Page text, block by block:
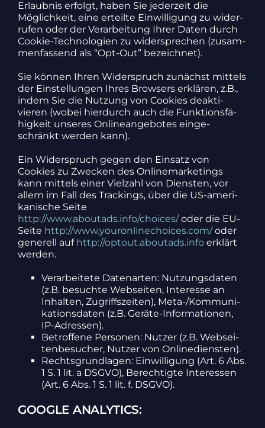
Erlaubnis erfolgt, haben Sie jeder­zeit die
Möglich­keit, eine erteilte Einwil­li­gung zu wider­
rufen oder der Verar­bei­tung Ihrer Daten durch
Cookie-Tech­no­lo­gien zu wider­spre­chen (zusam­
men­fas­send als “Opt-Out” bezeichnet).
Sie können Ihren Wider­spruch zunächst mittels
der Einstel­lungen Ihres Brow­sers erklären, z.B.,
indem Sie die Nutzung von Cookies deak­ti­
vieren (wobei hier­durch auch die Funk­ti­ons­fä­
hig­keit unseres Online­an­ge­botes einge­
schränkt werden kann).
Ein Wider­spruch gegen den Einsatz von
Cookies zu Zwecken des Online­mar­ke­tings
kann mittels einer Viel­zahl von Diensten, vor
allem im Fall des Trackings, über die US-ameri­
ka­ni­sche Seite
http://www.aboutads.info/choices/oder die EU-
Seite http://www.youronlinechoices.com/oder
gene­rell auf http://optout.aboutads.infoerklärt
werden.
Verar­bei­tete Daten­arten: Nutzungs­daten
(z.B. besuchte Webseiten, Inter­esse an
Inhalten, Zugriffs­zeiten), Meta-/Kom­mu­ni­
ka­ti­ons­daten (z.B. Geräte-Infor­ma­tionen,
IP-Adressen).
Betrof­fene Personen: Nutzer (z.B. Websei­
ten­be­su­cher, Nutzer von Online­diensten).
Rechts­grund­lagen: Einwil­li­gung (Art. 6 Abs.
1 S. 1 lit. a DSGVO), Berech­tigte Inter­essen
(Art. 6 Abs. 1 S. 1 lit. f. DSGVO).
GOOGLE ANALYTICS: